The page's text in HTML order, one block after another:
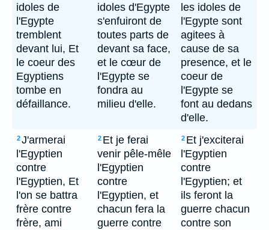
idoles de
l'Egypte
tremblent
devant lui, Et
le coeur des
Egyptiens
tombe en
défaillance.
idoles d'Egypte
s'enfuiront de
toutes parts de
devant sa face,
et le cœur de
l'Egypte se
fondra au
milieu d'elle.
les idoles de
l'Egypte sont
agitees à
cause de sa
presence, et le
coeur de
l'Egypte se
font au dedans
d'elle.
2J'armerai
l'Egyptien
contre
l'Egyptien, Et
l'on se battra
frère contre
frère, ami
2 Et je ferai
venir pêle-mêle
l'Egyptien
contre
l'Egyptien, et
chacun fera la
guerre contre
2 Et j'exciterai
l'Egyptien
contre
l'Egyptien; et
ils feront la
guerre chacun
contre son